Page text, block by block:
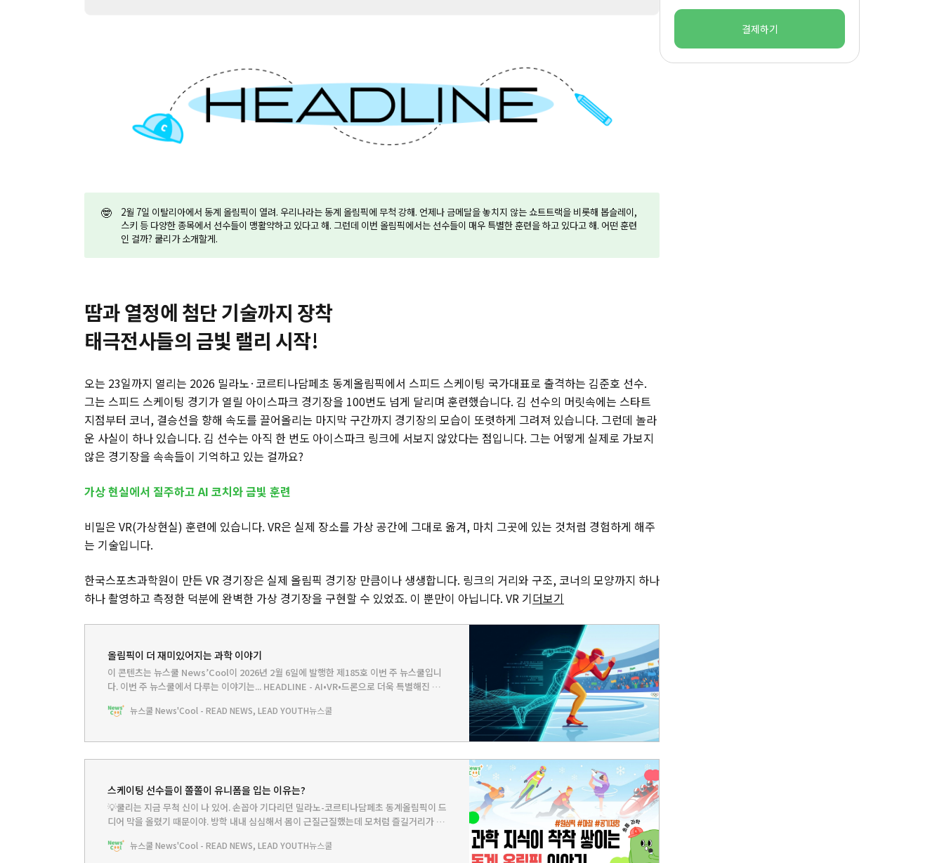
🤓
2월 7일 이탈리아에서 동계 올림픽이 열려. 우리나라는 동계 올림픽에 무척 강해. 언제나 금메달을 놓치지 않는 쇼트트랙을 비롯해 봅슬레이,
스키 등 다양한 종목에서 선수들이 맹활약하고 있다고 해. 그런데 이번 올림픽에서는 선수들이 매우 특별한 훈련을 하고 있다고 해. 어떤 훈련
인 걸까? 쿨리가 소개할게.
땀과 열정에 첨단 기술까지 장착
태극전사들의 금빛 랠리 시작!
오는 23일까지 열리는 2026 밀라노·코르티나담페초 동계올림픽에서 스피드 스케이팅 국가대표로 출격하는 김준호 선수.
그는 스피드 스케이팅 경기가 열릴 아이스파크 경기장을 100번도 넘게 달리며 훈련했습니다. 김 선수의 머릿속에는 스타트
지점부터 코너, 결승선을 향해 속도를 끌어올리는 마지막 구간까지 경기장의 모습이 또렷하게 그려져 있습니다. 그런데 놀라
운 사실이 하나 있습니다. 김 선수는 아직 한 번도 아이스파크 링크에 서보지 않았다는 점입니다. 그는 어떻게 실제로 가보지
않은 경기장을 속속들이 기억하고 있는 걸까요?
가상 현실에서 질주하고 AI 코치와 금빛 훈련
비밀은 VR(가상현실) 훈련에 있습니다. VR은 실제 장소를 가상 공간에 그대로 옮겨, 마치 그곳에 있는 것처럼 경험하게 해주
는 기술입니다.
한국스포츠과학원이 만든 VR 경기장은 실제 올림픽 경기장 만큼이나 생생합니다. 링크의 거리와 구조, 코너의 모양까지 하나
하나 촬영하고 측정한 덕분에 완벽한 가상 경기장을 구현할 수 있었죠. 이 뿐만이 아닙니다. VR 기더보기
올림픽이 더 재미있어지는 과학 이야기
이 콘텐츠는 뉴스쿨 News’Cool이 2026년 2월 6일에 발행한 제185호 이번 주 뉴스쿨입니
다.‌ 이번 주 뉴스쿨에서 다루는 이야기는... HEADLINE - AI•VR•드론으로 더욱 특별해진 올
목을 소개합니다!BOOKCLUB - 스포츠 과학을 책으로 쉽게 배워요 🤓2월 7일 이탈리아에
뉴스쿨 News'Cool - READ NEWS, LEAD YOUTH뉴스쿨
스케이팅 선수들이 쫄쫄이 유니폼을 입는 이유는?
💡쿨리는 지금 무척 신이 나 있어. 손꼽아 기다리던 밀라노-코르티나담페초 동계올림픽이 드
디어 막을 올렸기 때문이야. 방학 내내 심심해서 몸이 근질근질했는데 모처럼 즐길거리가 생
그런데 이번 대회를 제대로 즐기려면 꼭 알아야 할 것들이 있대. 뉴쌤이 재미있는 이야기를
뉴스쿨 News'Cool - READ NEWS, LEAD YOUTH뉴스쿨
결제하기